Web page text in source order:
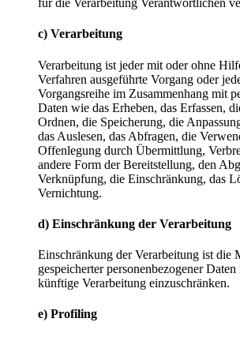
für die Verarbeitung Verantwortlichen
c) Verarbeitung
Verarbeitung ist jeder mit oder ohne
Verfahren ausgeführte Vorgang oder
Vorgangsreihe im Zusammenhang mit
Daten wie das Erheben, das Erfassen,
Ordnen, die Speicherung, die
das Auslesen, das Abfragen, die
Offenlegung durch Übermittlung,
andere Form der Bereitstellung, den
Verknüpfung, die Einschränkung, das
Vernichtung.
d) Einschränkung der Verarbeitung
Einschränkung der Verarbeitung ist die
gespeicherter personenbezogener
künftige Verarbeitung einzuschränken.
e) Profiling